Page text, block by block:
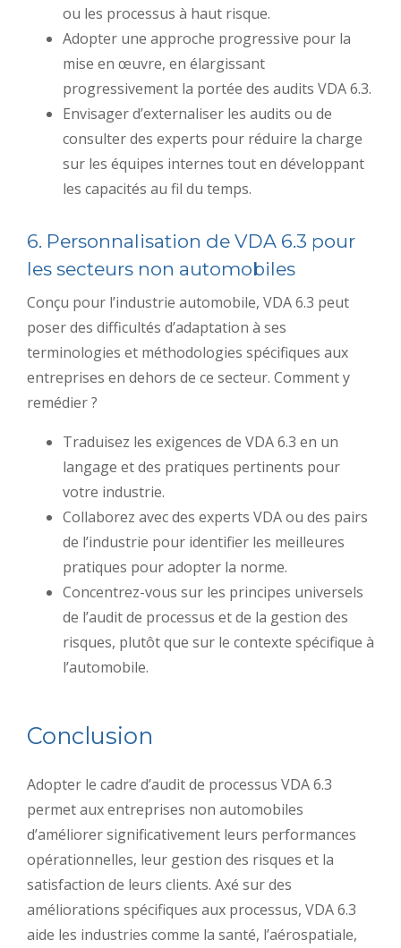
ou les processus à haut risque.
Adopter une approche progressive pour la
mise en œuvre, en élargissant
progressivement la portée des audits VDA 6.3.
Envisager d’externaliser les audits ou de
consulter des experts pour réduire la charge
sur les équipes internes tout en développant
les capacités au fil du temps.
6. Personnalisation de VDA 6.3 pour
les secteurs non automobiles
Conçu pour l’industrie automobile, VDA 6.3 peut
poser des difficultés d’adaptation à ses
terminologies et méthodologies spécifiques aux
entreprises en dehors de ce secteur. Comment y
remédier ?
Traduisez les exigences de VDA 6.3 en un
langage et des pratiques pertinents pour
votre industrie.
Collaborez avec des experts VDA ou des pairs
de l’industrie pour identifier les meilleures
pratiques pour adopter la norme.
Concentrez-vous sur les principes universels
de l’audit de processus et de la gestion des
risques, plutôt que sur le contexte spécifique à
l’automobile.
Conclusion
Adopter le cadre d’audit de processus VDA 6.3
permet aux entreprises non automobiles
d’améliorer significativement leurs performances
opérationnelles, leur gestion des risques et la
satisfaction de leurs clients. Axé sur des
améliorations spécifiques aux processus, VDA 6.3
aide les industries comme la santé, l’aérospatiale,